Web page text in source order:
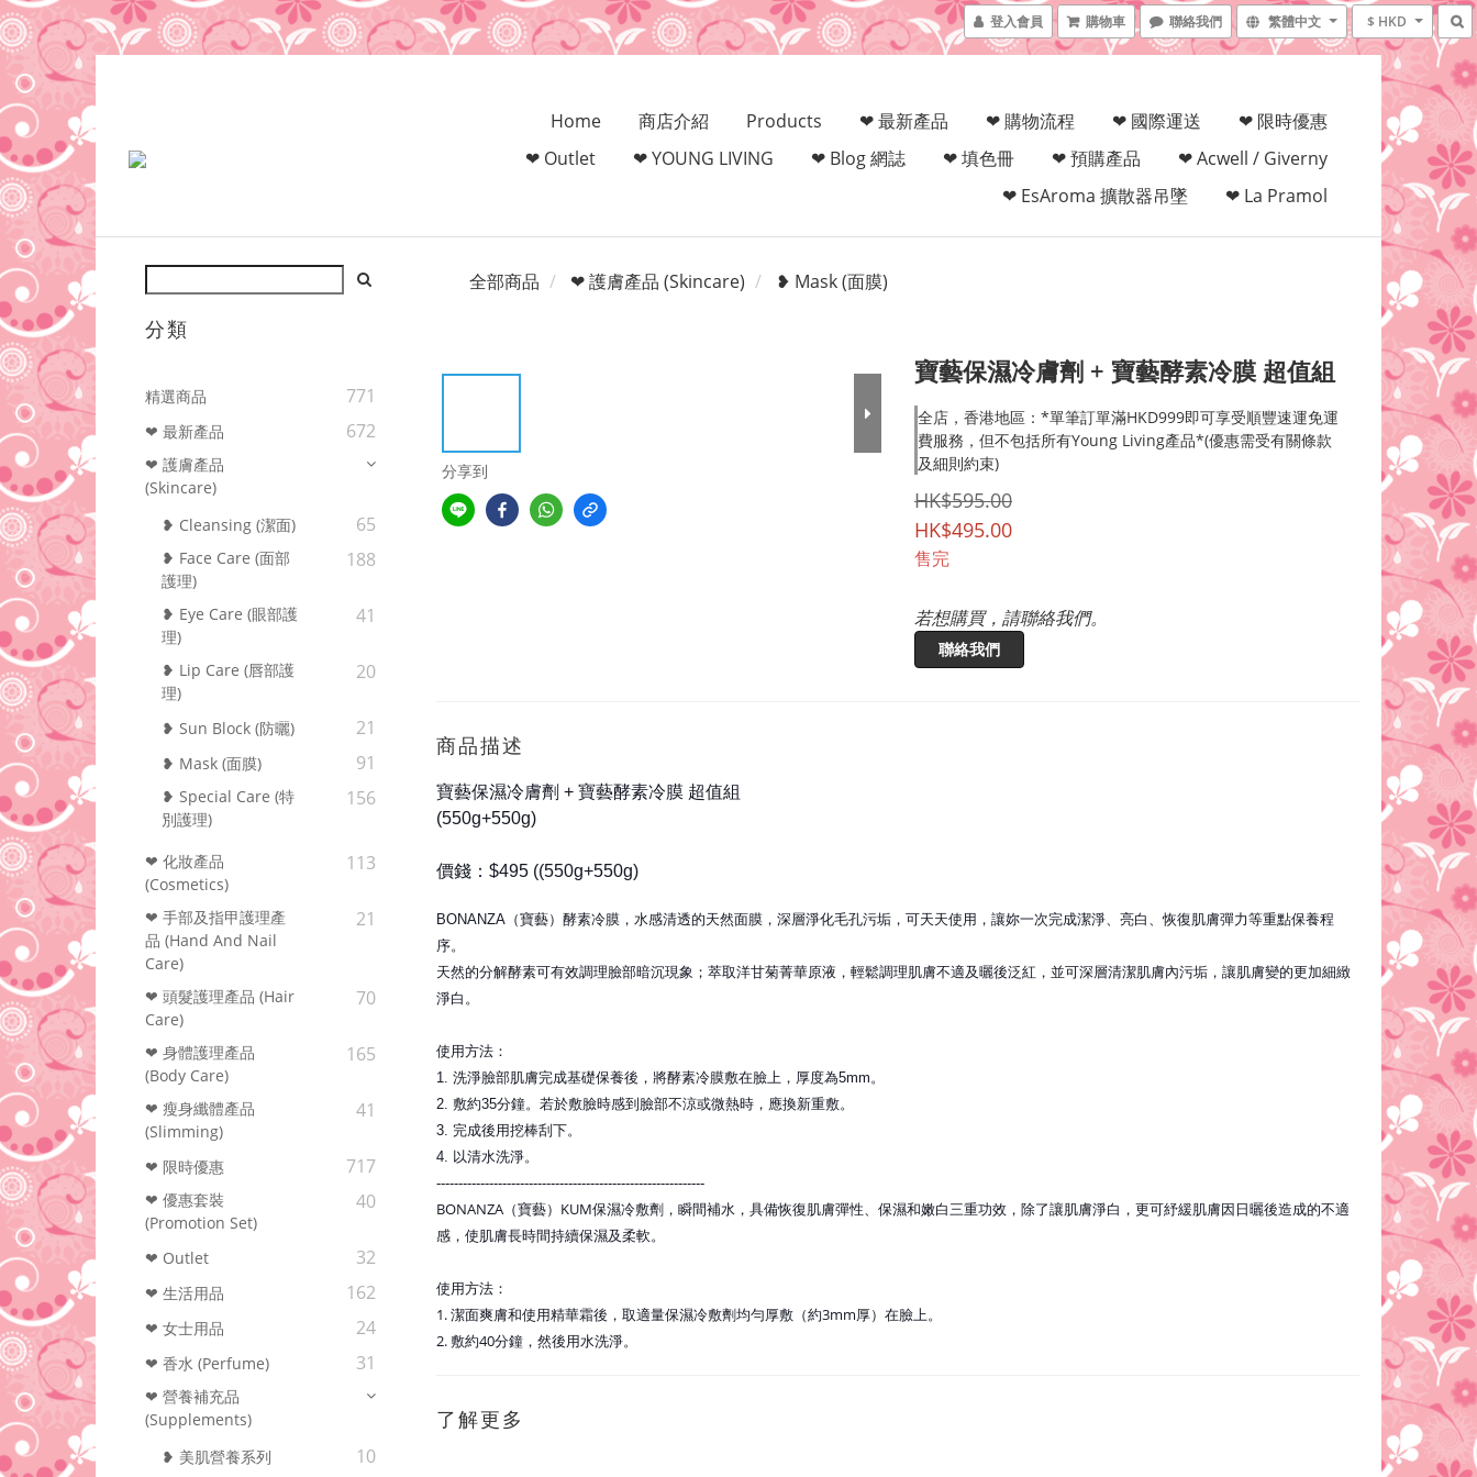
登入會員 購物車 聯絡我們 繁體中文 $ HKD
Home 商店介紹 Products ❤ 最新產品 ❤ 購物流程 ❤ 國際運送
❤ 限時優惠
❤ Outlet
❤ YOUNG LIVING ❤ Blog 網誌 ❤ 填色冊 ❤ 預購產品
❤ Acwell / Giverny
❤ EsAroma 擴散器吊墜
❤ La Pramol
分類
精選商品 771
❤ 最新產品 672
❤ 護膚產品
(Skincare)
❥ Cleansing (潔面)
65
❥ Face Care (面部
護理)
188
❥ Eye Care (眼部護
理)
41
❥ Lip Care (唇部護
理)
20
❥ Sun Block (防曬) 21
❥ Mask (面膜) 91
❥ Special Care (特
別護理)
156
❤ 化妝產品
(Cosmetics)
113
❤ 手部及指甲護理產
品 (Hand And Nail
Care)
21
❤ 頭髮護理產品 (Hair
Care)
70
❤ 身體護理產品
(Body Care)
165
❤ 瘦身纖體產品
(Slimming)
41
❤ 限時優惠 717
❤ 優惠套裝
(Promotion Set)
40
❤ Outlet 32
❤ 生活用品 162
❤ 女士用品 24
❤ 香水 (Perfume) 31
❤ 營養補充品
(Supplements)
❥ 美肌營養系列
10
全部商品 ❤ 護膚產品 (Skincare) ❥ Mask (面膜)
分享到
寶藝保濕冷膚劑 + 寶藝酵素冷膜 超值組
全店，香港地區：*單筆訂單滿HKD999即可享受順豐速運免運
費服務，但不包括所有Young Living產品*(優惠需受有關條款
及細則約束)
HK$595.00
HK$495.00
售完
若想購買，請聯絡我們。
聯絡我們
商品描述
寶藝保濕冷膚劑 + 寶藝酵素冷膜 超值組
(550g+550g)
價錢：$495 ((550g+550g)
BONANZA（寶藝）酵素冷膜，水感清透的天然面膜， 深層淨化毛孔污垢，可天天使用，讓妳一次完成潔淨、亮白 、恢復肌膚彈力等重點保養程
序。
天然的分解酵素可有效調理臉部暗沉現象；萃取洋甘菊菁華原液，輕鬆調理肌膚不適及曬後泛紅，並可深層清潔肌膚內污垢，讓肌膚變的更加細緻
淨白。
使用方法：
1. 洗淨臉部肌膚完成基礎保養後，將酵素冷膜敷在臉上，厚度為5mm。
2. 敷約35分鐘。若於敷臉時感到臉部不涼或微熱時，應換新重敷。
3. 完成後用挖棒刮下。
4. 以清水洗淨。
-------------------------------------------------------------
BONANZA（寶藝）KUM保濕冷敷劑，瞬間補水，具備恢復肌膚彈性、保濕和嫩白三重功效，除了讓肌膚淨白， 更可紓緩肌膚因日曬後造成的不適
感，使肌膚長時間持續保濕及柔軟。
使用方法：
1. 潔面爽膚和使用精華霜後，取適量保濕冷敷劑均勻厚敷（約3mm厚）在臉上。
2. 敷約40分鐘，然後用水洗淨。
了解更多